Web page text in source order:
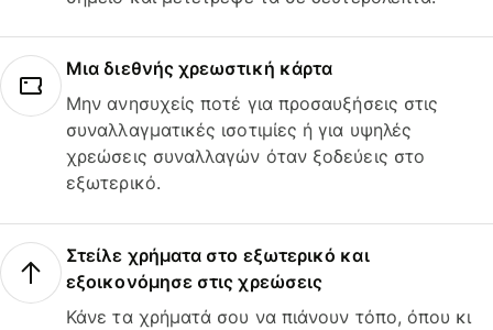
Μια διεθνής χρεωστική κάρτα
Μην ανησυχείς ποτέ για προσαυξήσεις στις
συναλλαγματικές ισοτιμίες ή για υψηλές
χρεώσεις συναλλαγών όταν ξοδεύεις στο
εξωτερικό.
Στείλε χρήματα στο εξωτερικό και
εξοικονόμησε στις χρεώσεις
Κάνε τα χρήματά σου να πιάνουν τόπο, όπου κι